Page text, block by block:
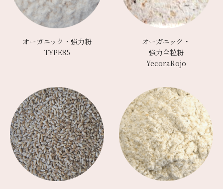
オーガニック・強力粉
TYPE85
オーガニック・
強力全粒粉
YecoraRojo